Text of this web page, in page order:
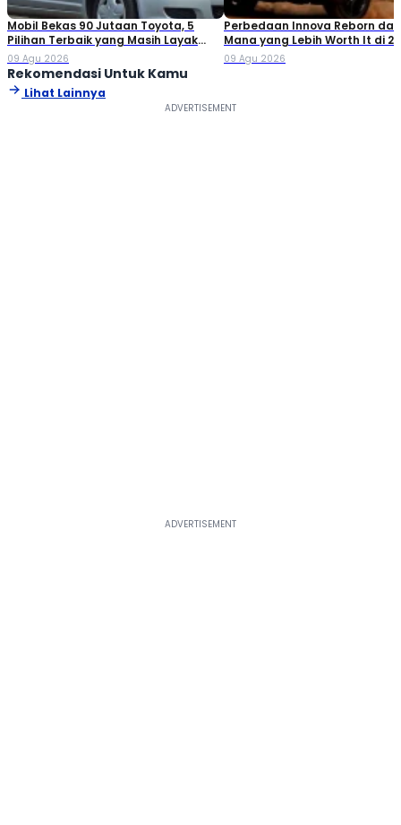
Mobil Bekas 90 Jutaan Toyota, 5
Pilihan Terbaik yang Masih Layak
Dibeli
09 Agu 2026
Perbedaan Innova Reborn
Mana yang Lebih Worth It di
09 Agu 2026
Rekomendasi Untuk Kamu
Lihat Lainnya